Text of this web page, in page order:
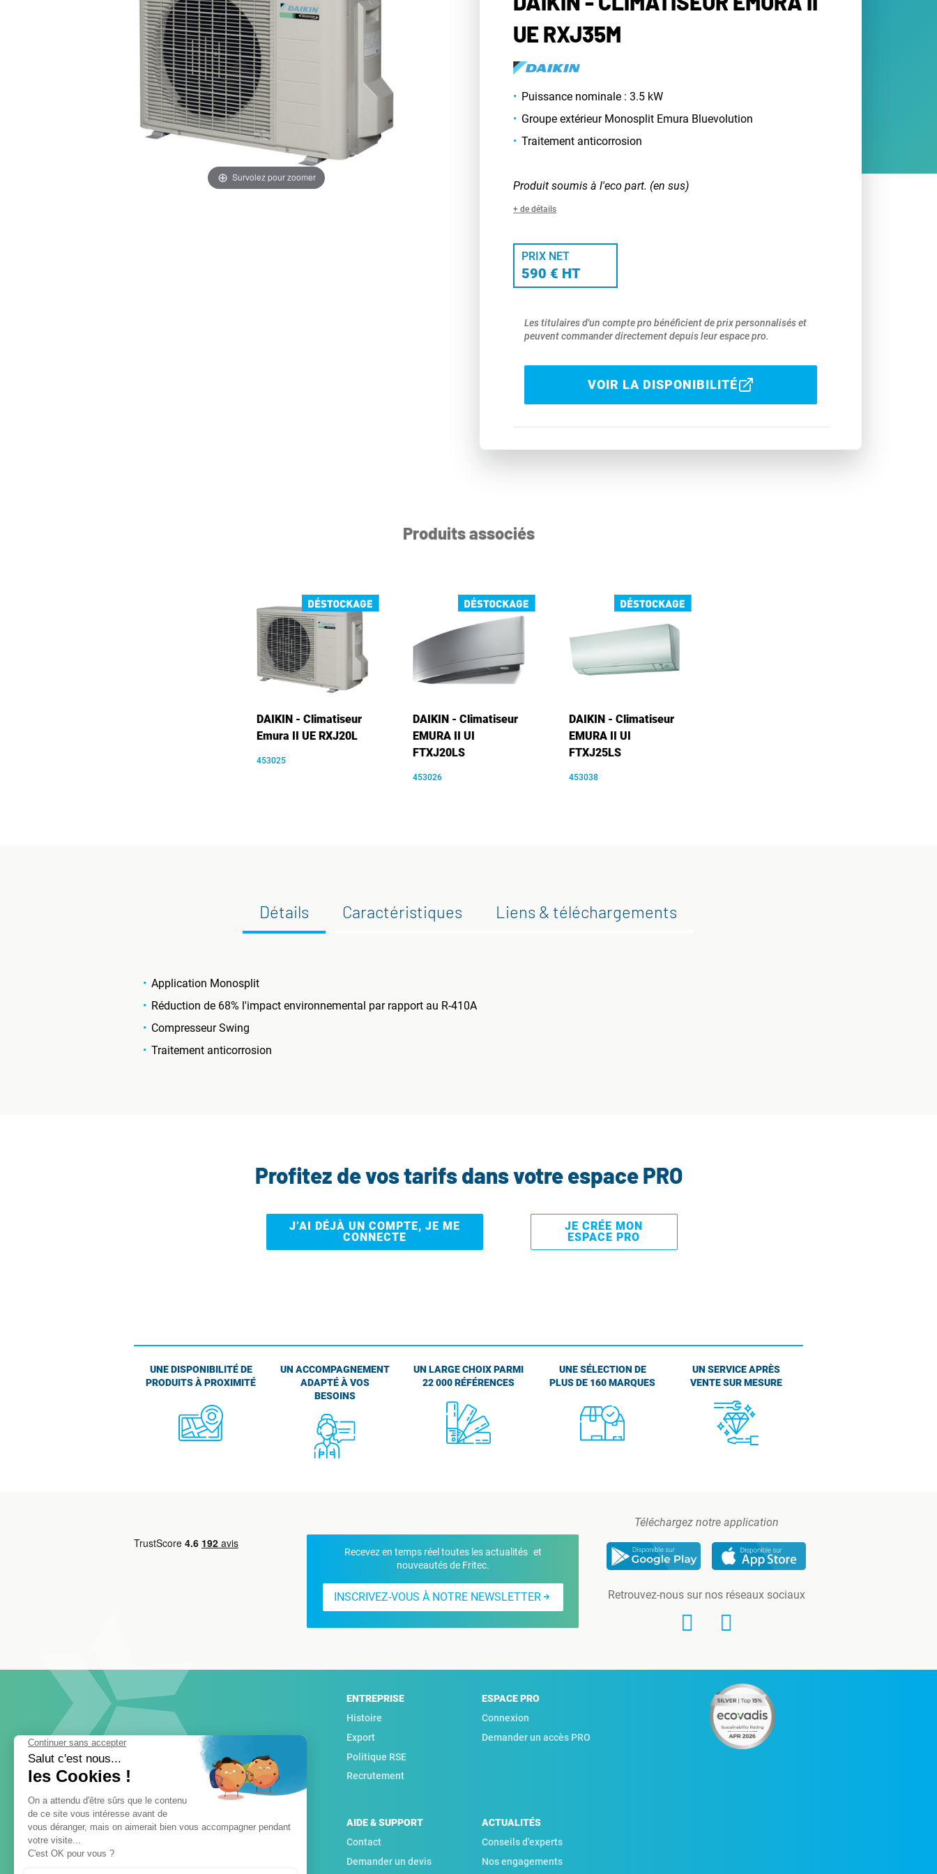
Survolez pour zoomer
UE RXJ35M
Puissance nominale : 3.5 kW
Groupe extérieur Monosplit Emura Bluevolution
Traitement anticorrosion
Produit soumis à l'eco part. (en sus)
+ de détails
PRIX NET
590 € HT
Les titulaires d'un compte pro bénéficient de prix personnalisés et
peuvent commander directement depuis leur espace pro.
VOIR LA DISPONIBILITÉ
Produits associés
DAIKIN - Climatiseur
Emura II UE RXJ20L
453025
DAIKIN - Climatiseur
EMURA II UI
FTXJ20LS
453026
DAIKIN - Climatiseur
EMURA II UI
FTXJ25LS
453038
Détails Caractéristiques Liens & téléchargements
Application Monosplit
Réduction de 68% l'impact environnemental par rapport au R-410A
Compresseur Swing
Traitement anticorrosion
Profitez de vos tarifs dans votre espace PRO
J’AI DÉJÀ UN COMPTE, JE ME
CONNECTE
JE CRÉE MON
ESPACE PRO
UNE DISPONIBILITÉ DE
PRODUITS À PROXIMITÉ
UN ACCOMPAGNEMENT
ADAPTÉ À VOS
BESOINS
UN LARGE CHOIX PARMI
22 000 RÉFÉRENCES
UNE SÉLECTION DE
PLUS DE 160 MARQUES
UN SERVICE APRÈS
VENTE SUR MESURE
Recevez en temps réel toutes les actualités et
nouveautés de Fritec.
INSCRIVEZ-VOUS À NOTRE NEWSLETTER
Téléchargez notre application
Retrouvez-nous sur nos réseaux sociaux
ENTREPRISE
Histoire
Export
Politique RSE
Recrutement
ESPACE PRO
Connexion
Demander un accès PRO
AIDE & SUPPORT
Contact
Demander un devis
ACTUALITÉS
Conseils d'experts
Nos engagements